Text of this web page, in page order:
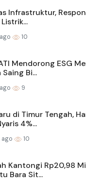
Infrastruktur,
10
Mendorong ESG
Bi...
9
di Timur Tengah,
4%...
10
Kantongi Rp20,98
Bara Sit...